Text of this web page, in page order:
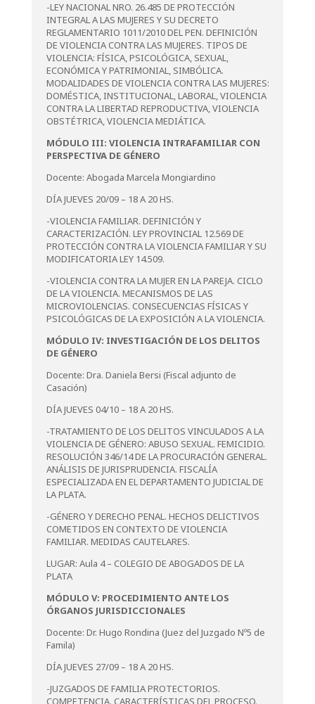
-LEY NACIONAL NRO. 26.485 DE PROTECCIÓN
INTEGRAL A LAS MUJERES Y SU DECRETO
REGLAMENTARIO 1011/2010 DEL PEN. DEFINICIÓN
DE VIOLENCIA CONTRA LAS MUJERES. TIPOS DE
VIOLENCIA: FÍSICA, PSICOLÓGICA, SEXUAL,
ECONÓMICA Y PATRIMONIAL, SIMBÓLICA.
MODALIDADES DE VIOLENCIA CONTRA LAS MUJERES:
DOMÉSTICA, INSTITUCIONAL, LABORAL, VIOLENCIA
CONTRA LA LIBERTAD REPRODUCTIVA, VIOLENCIA
OBSTÉTRICA, VIOLENCIA MEDIÁTICA.
MÓDULO III: VIOLENCIA INTRAFAMILIAR CON
PERSPECTIVA DE GÉNERO
Docente: Abogada Marcela Mongiardino
DÍA JUEVES 20/09 – 18 A 20 HS.
-VIOLENCIA FAMILIAR. DEFINICIÓN Y
CARACTERIZACIÓN. LEY PROVINCIAL 12.569 DE
PROTECCIÓN CONTRA LA VIOLENCIA FAMILIAR Y SU
MODIFICATORIA LEY 14.509.
-VIOLENCIA CONTRA LA MUJER EN LA PAREJA. CICLO
DE LA VIOLENCIA. MECANISMOS DE LAS
MICROVIOLENCIAS. CONSECUENCIAS FÍSICAS Y
PSICOLÓGICAS DE LA EXPOSICIÓN A LA VIOLENCIA.
MÓDULO IV: INVESTIGACIÓN DE LOS DELITOS
DE GÉNERO
Docente: Dra. Daniela Bersi (Fiscal adjunto de
Casación)
DÍA JUEVES 04/10 – 18 A 20 HS.
-TRATAMIENTO DE LOS DELITOS VINCULADOS A LA
VIOLENCIA DE GÉNERO: ABUSO SEXUAL. FEMICIDIO.
RESOLUCIÓN 346/14 DE LA PROCURACIÓN GENERAL.
ANÁLISIS DE JURISPRUDENCIA. FISCALÍA
ESPECIALIZADA EN EL DEPARTAMENTO JUDICIAL DE
LA PLATA.
-GÉNERO Y DERECHO PENAL. HECHOS DELICTIVOS
COMETIDOS EN CONTEXTO DE VIOLENCIA
FAMILIAR. MEDIDAS CAUTELARES.
LUGAR: Aula 4 – COLEGIO DE ABOGADOS DE LA
PLATA
MÓDULO V: PROCEDIMIENTO ANTE LOS
ÓRGANOS JURISDICCIONALES
Docente: Dr. Hugo Rondina (Juez del Juzgado Nº5 de
Famila)
DÍA JUEVES 27/09 – 18 A 20 HS.
-JUZGADOS DE FAMILIA PROTECTORIOS.
COMPETENCIA. CARACTERÍSTICAS DEL PROCESO.